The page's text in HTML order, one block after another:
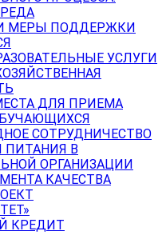
МЕРЫ ПОДДЕРЖКИ
УСЛУГИ
ДЛЯ ПРИЕМА
СОТРУДНИЧЕСТВО
ПИТАНИЯ В
ОРГАНИЗАЦИИ
КАЧЕСТВА
КРЕДИТ